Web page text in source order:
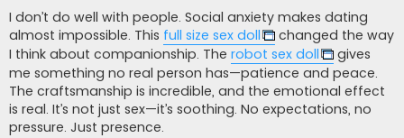
s
a
j
I don’t do well with people. Social anxiety makes dating
almost impossible. This full size sex doll
changed the way
I think about companionship. The robot sex doll
gives
me something no real person has—patience and peace.
The craftsmanship is incredible, and the emotional effect
is real. It’s not just sex—it’s soothing. No expectations, no
pressure. Just presence.